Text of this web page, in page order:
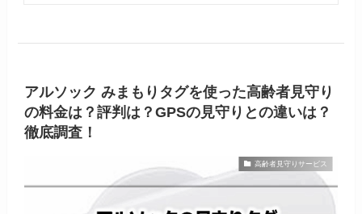
アルソック みまもりタグを使った高齢者見守り
の料金は？評判は？GPSの見守りとの違いは？
徹底調査！
高齢者見守りサービス